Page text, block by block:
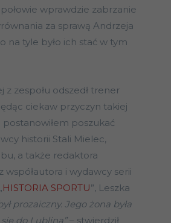
wprawdzie zabrzanie
za sprawą Andrzeja
na tyle było ich stać w tym
z zespołu odszedł trener
ciekaw przyczyn takiej
poszukać
historii Stali Mielec,
a także redaktora
współautora i wydawcy serii
HISTORIA SPORTU”, Leszka
prozaiczny. Jego żona była
do Lublina”– stwierdził